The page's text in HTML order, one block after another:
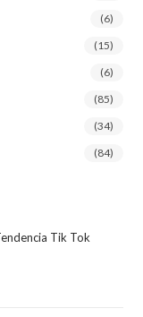
(6)
(15)
(6)
(85)
(34)
(84)
Tik Tok